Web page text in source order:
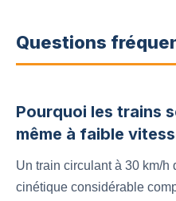
Questions
Pourquoi les trains
même à faible
Un train circulant à 30 km/h
cinétique considérable